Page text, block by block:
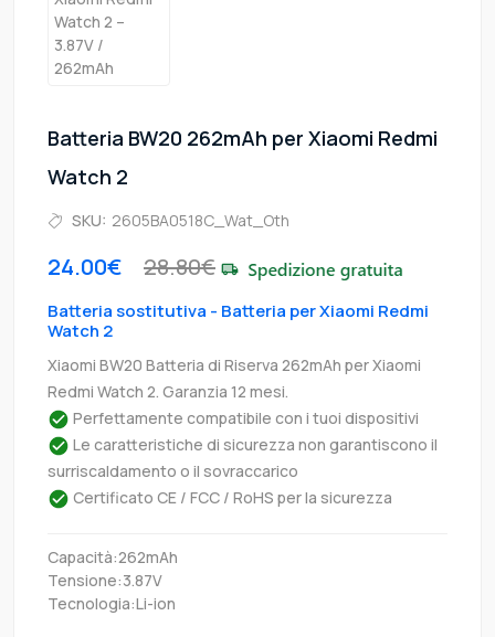
Batteria BW20 262mAh per Xiaomi Redmi
Watch 2
SKU: 2605BA0518C_Wat_Oth
24.00€ 28.80€
Batteria sostitutiva - Batteria per Xiaomi Redmi
Watch 2
Xiaomi BW20 Batteria di Riserva 262mAh per Xiaomi
Redmi Watch 2. Garanzia 12 mesi.
Perfettamente compatibile con i tuoi dispositivi
Le caratteristiche di sicurezza non garantiscono il
surriscaldamento o il sovraccarico
Certificato CE / FCC / RoHS per la sicurezza
Capacità:262mAh
Tensione:3.87V
Tecnologia:Li-ion